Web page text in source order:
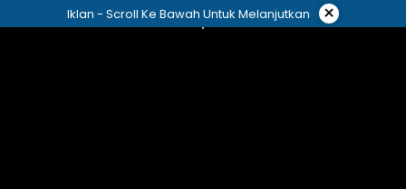
ke
Iklan - Scroll Ke Bawah Untuk Melanjutkan ×